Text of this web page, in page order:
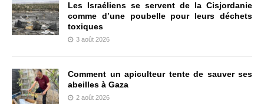
Les Israéliens se servent de la Cisjordanie
comme d’une poubelle pour leurs déchets
toxiques
3 août 2026
Comment un apiculteur tente de sauver ses
abeilles à Gaza
2 août 2026